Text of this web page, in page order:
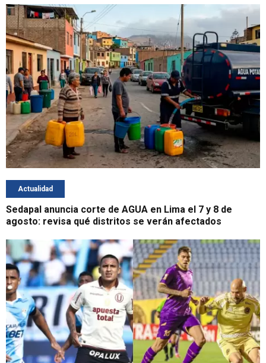
Actualidad
Sedapal anuncia corte de AGUA en Lima el 7 y 8 de
agosto: revisa qué distritos se verán afectados